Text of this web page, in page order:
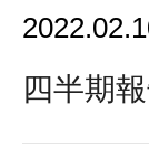
四半期